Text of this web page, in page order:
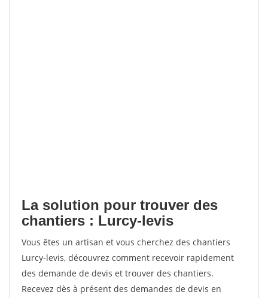
La solution pour trouver des
chantiers : Lurcy-levis
Vous êtes un artisan et vous cherchez des chantiers
Lurcy-levis, découvrez comment recevoir rapidement
des demande de devis et trouver des chantiers.
Recevez dès à présent des demandes de devis en